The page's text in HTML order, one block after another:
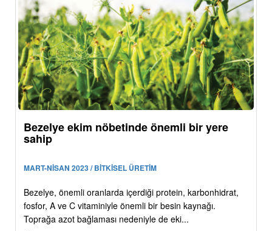
Bezelye ekim nöbetinde önemli bir yere
sahip
MART-NİSAN 2023 / BİTKİSEL ÜRETİM
Bezelye, önemli oranlarda içerdiği protein, karbonhidrat,
fosfor, A ve C vitaminiyle önemli bir besin kaynağı.
Toprağa azot bağlaması nedeniyle de eki...